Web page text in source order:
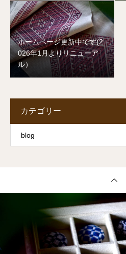
ホームページ更新中です(2
026年1月よりリニューア
ル）
カテゴリー
blog